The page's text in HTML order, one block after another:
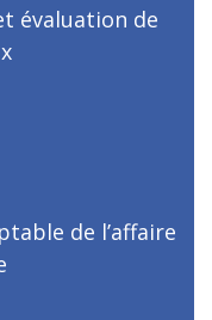
évaluation de
de l’affaire